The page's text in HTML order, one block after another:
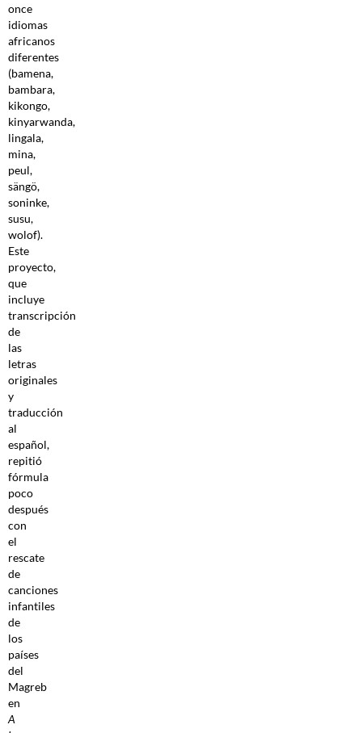
once
idiomas
africanos
diferentes
(bamena,
bambara,
kikongo,
kinyarwanda,
lingala,
mina,
peul,
sängö,
soninke,
susu,
wolof).
Este
proyecto,
que
incluye
transcripción
de
las
letras
originales
y
traducción
al
español,
repitió
fórmula
poco
después
con
el
rescate
de
canciones
infantiles
de
los
países
del
Magreb
en
A